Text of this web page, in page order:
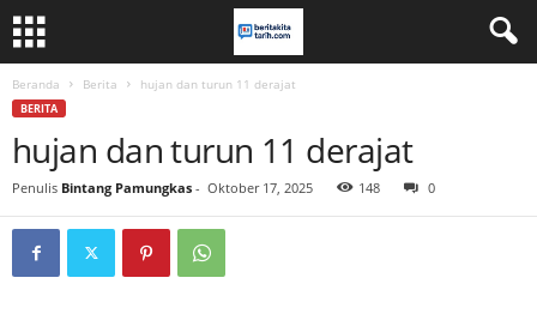
Beranda Berita hujan dan turun 11 derajat
BERITA
hujan dan turun 11 derajat
Penulis Bintang Pamungkas - Oktober 17, 2025 148 0